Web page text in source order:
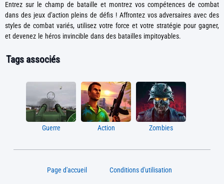
Entrez sur le champ de bataille et montrez vos compétences de combat
dans des jeux d'action pleins de défis ! Affrontez vos adversaires avec des
styles de combat variés, utilisez votre force et votre stratégie pour gagner,
et devenez le héros invincible dans des batailles impitoyables.
Tags associés
Guerre Action Zombies
Page d'accueil Conditions d'utilisation